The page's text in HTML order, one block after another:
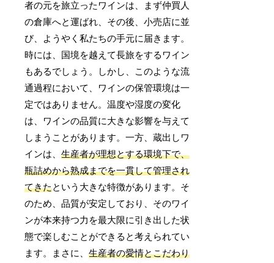
者の元を旅立ったワインは、まず仲買人
の倉庫へと運ばれ、その後、小売店に並
び、ようやく私たちの手元に届きます。
時には、国境を越えて長旅をするワイン
もあるでしょう。しかし、このような流
通過程において、ワインの保管環境は一
定ではありません。温度や湿度の変化
は、ワインの品質に大きな影響を与えて
しまうことがあります。一方、蔵出しワ
インは、生産者が理想とする環境下で、
瓶詰めから熟成までを一貫して管理され
てきたという大きな特徴があります。そ
のため、品質が安定しており、そのワイ
ンが本来持つ力を最大限に引き出した状
態で楽しむことができると考えられてい
ます。まさに、生産者の愛情とこだわり